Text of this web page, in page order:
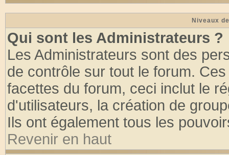
Niveaux
Qui sont les Administrateurs ?
Les Administrateurs sont des
de contrôle sur tout le forum.
facettes du forum, ceci inclut le
d'utilisateurs, la création de
Ils ont également tous les
Revenir en haut